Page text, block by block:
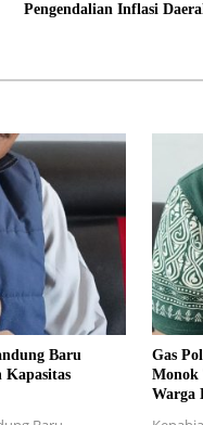
Pengendalian Inflasi
Baru
Kapasitas
Gas
Monok
Warga